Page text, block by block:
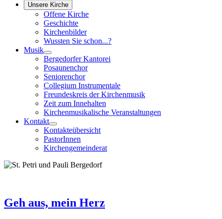
Unsere Kirche
Offene Kirche
Geschichte
Kirchenbilder
Wussten Sie schon...?
Musik
Bergedorfer Kantorei
Posaunenchor
Seniorenchor
Collegium Instrumentale
Freundeskreis der Kirchenmusik
Zeit zum Innehalten
Kirchenmusikalische Veranstaltungen
Kontakt
Kontakteübersicht
PastorInnen
Kirchengemeinderat
Geh aus, mein Herz